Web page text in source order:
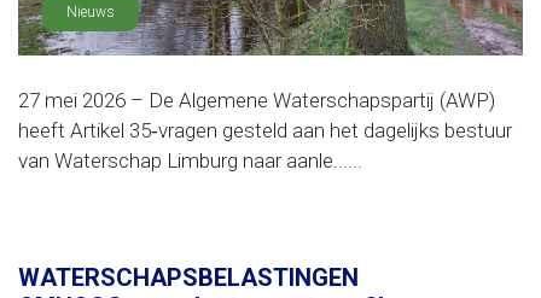
Nieuws
27 mei 2026 – De Algemene Waterschapspartij (AWP)
heeft Artikel 35‑vragen gesteld aan het dagelijks bestuur
van Waterschap Limburg naar aanle......
WATERSCHAPSBELASTINGEN